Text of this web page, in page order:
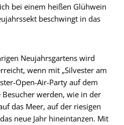
bei einem heißen Glühwein
beschwingt in das
Neujahrsgartens wird
wenn mit „Silvester am
Open-Air-Party auf dem
werden, wie in der
das Meer, auf der riesigen
neue Jahr hineintanzen. Mit